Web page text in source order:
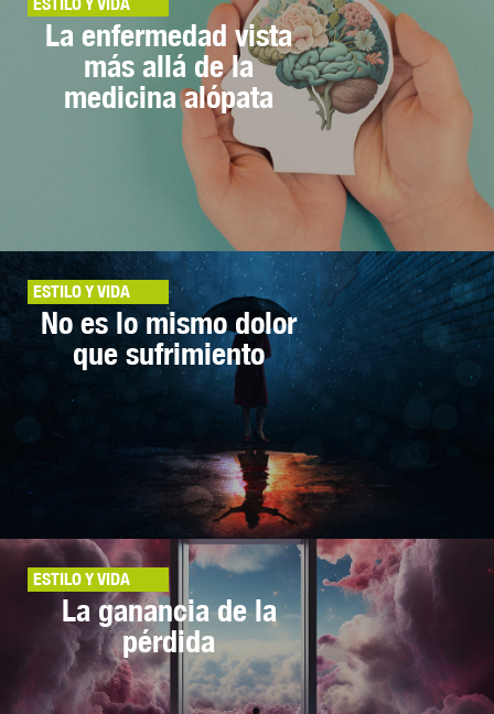
La enfermedad vista
más allá de la
medicina alópata
ESTILO Y VIDA
No es lo mismo dolor
que sufrimiento
ESTILO Y VIDA
La ganancia de la
pérdida